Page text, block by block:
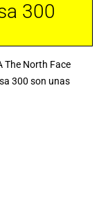
300
The North Face
300 son unas